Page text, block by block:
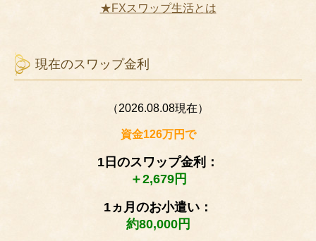
★FXスワップ生活とは
現在のスワップ金利
（2026.08.08現在）
資金126万円で
1日のスワップ金利：
＋2,679円
1ヵ月のお小遣い：
約80,000円